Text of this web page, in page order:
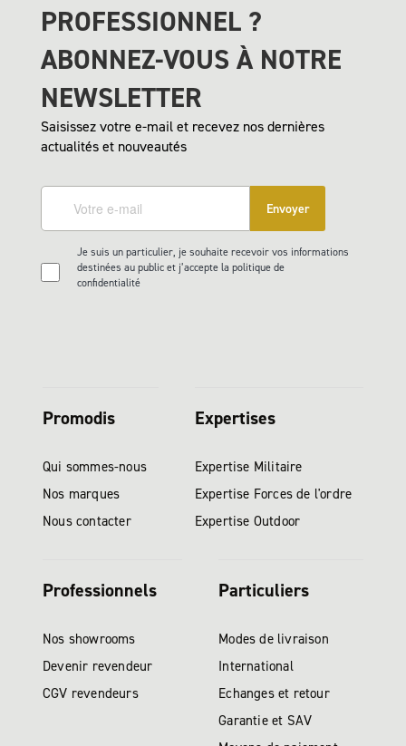
PROFESSIONNEL ?
ABONNEZ-VOUS À NOTRE
NEWSLETTER
Saisissez votre e-mail et recevez nos dernières
actualités et nouveautés
Envoyer
Je suis un particulier, je souhaite recevoir vos informations
destinées au public et j’accepte la politique de
confidentialité
Promodis
Qui sommes-nous
Nos marques
Nous contacter
Expertises
Expertise Militaire
Expertise Forces de l'ordre
Expertise Outdoor
Professionnels
Nos showrooms
Devenir revendeur
CGV revendeurs
Particuliers
Modes de livraison
International
Echanges et retour
Garantie et SAV